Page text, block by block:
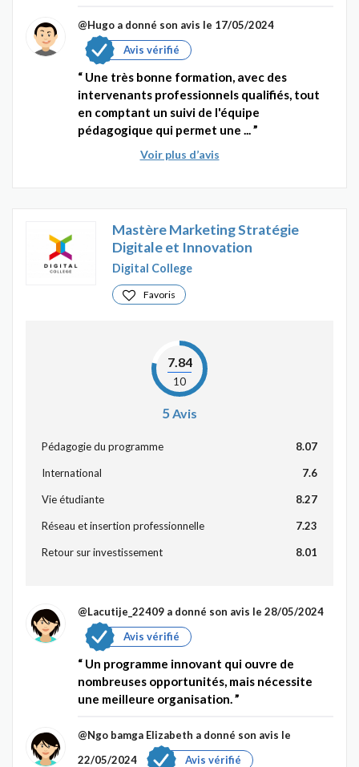
@Hugo a donné son avis le 17/05/2024
Avis vérifié
Une très bonne formation, avec des
intervenants professionnels qualifiés, tout
en comptant un suivi de l'équipe
pédagogique qui permet une ...
Voir plus d’avis
Mastère Marketing Stratégie
Digitale et Innovation
Digital College
Favoris
7.84
10
5 Avis
Pédagogie du programme 8.07
International 7.6
Vie étudiante 8.27
Réseau et insertion professionnelle 7.23
Retour sur investissement 8.01
@Lacutije_22409 a donné son avis le 28/05/2024
Avis vérifié
Un programme innovant qui ouvre de
nombreuses opportunités, mais nécessite
une meilleure organisation.
@Ngo bamga Elizabeth a donné son avis le
22/05/2024
Avis vérifié